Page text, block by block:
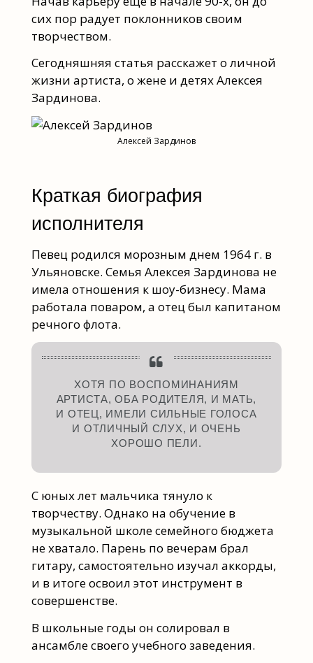
сих пор радует поклонников своим
творчеством.
Сегодняшняя статья расскажет о личной
жизни артиста, о жене и детях Алексея
Зардинова.
Алексей Зардинов
Краткая биография
исполнителя
Певец родился морозным днем 1964 г. в
Ульяновске. Семья Алексея Зардинова не
имела отношения к шоу-бизнесу. Мама
работала поваром, а отец был капитаном
речного флота.
ХОТЯ ПО ВОСПОМИНАНИЯМ
АРТИСТА, ОБА РОДИТЕЛЯ, И МАТЬ,
И ОТЕЦ, ИМЕЛИ СИЛЬНЫЕ ГОЛОСА
И ОТЛИЧНЫЙ СЛУХ, И ОЧЕНЬ
ХОРОШО ПЕЛИ.
С юных лет мальчика тянуло к
творчеству. Однако на обучение в
музыкальной школе семейного бюджета
не хватало. Парень по вечерам брал
гитару, самостоятельно изучал аккорды,
и в итоге освоил этот инструмент в
совершенстве.
В школьные годы он солировал в
ансамбле своего учебного заведения.